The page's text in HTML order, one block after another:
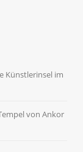
Künstlerinsel im
von Ankor